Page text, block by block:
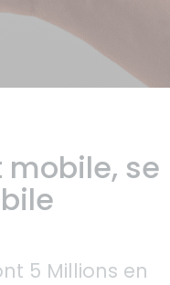
se
5 Millions en